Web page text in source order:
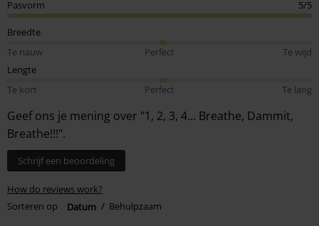
Pasvorm 5/5
Breedte
Te nauw
Perfect
Te wijd
Lengte
Te kort
Perfect Te lang
Geef ons je mening over "1, 2, 3, 4... Breathe, Dammit,
Breathe!!!".
Schrijf een beoordeling
How do reviews work?
Sorteren op
Datum Behulpzaam